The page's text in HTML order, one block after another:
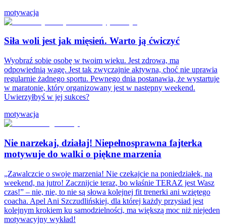
motywacja
Siła woli jest jak mięsień. Warto ją ćwiczyć
Wyobraź sobie osobę w twoim wieku. Jest zdrowa, ma
odpowiednią wagę. Jest tak zwyczajnie aktywna, choć nie uprawia
regularnie żadnego sportu. Pewnego dnia postanawia, że wystartuje
w maratonie, który organizowany jest w następny weekend.
Uwierzyłbyś w jej sukces?
motywacja
Nie narzekaj, działaj! Niepełnosprawna fajterka
motywuje do walki o piękne marzenia
„Zawalczcie o swoje marzenia! Nie czekajcie na poniedziałek, na
weekend, na jutro! Zacznijcie teraz, bo właśnie TERAZ jest Wasz
czas!” – nie, nie, to nie są słowa kolejnej fit trenerki ani wziętego
coacha. Apel Ani Szczudlińskiej, dla której każdy przysiad jest
kolejnym krokiem ku samodzielności, ma większą moc niż niejeden
motywacyjny wykład!